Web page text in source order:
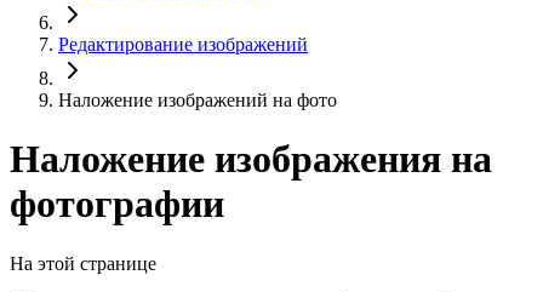
Редактирование изображений
Наложение изображений на фото
Наложение изображения на
фотографии
На этой странице